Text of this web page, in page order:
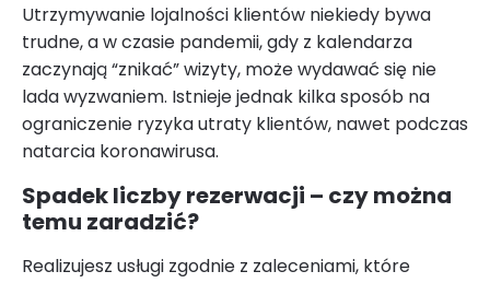
Utrzymywanie lojalności klientów niekiedy bywa
trudne, a w czasie pandemii, gdy z kalendarza
zaczynają “znikać” wizyty, może wydawać się nie
lada wyzwaniem. Istnieje jednak kilka sposób na
ograniczenie ryzyka utraty klientów, nawet podczas
natarcia koronawirusa.
Spadek liczby rezerwacji – czy można
temu zaradzić?
Realizujesz usługi zgodnie z zaleceniami, które